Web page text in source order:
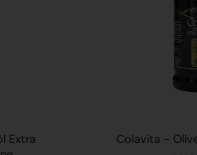
Extra
Colavita -